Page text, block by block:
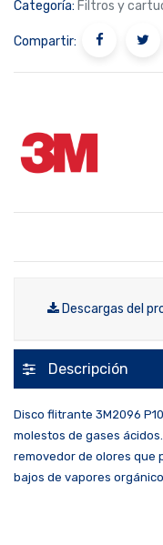
Categoría: Filtros y
Compartir:
Descargas del
Descripción
Disco flitrante 3M2096
molestos de gases
removedor de olores que
bajos de vapores